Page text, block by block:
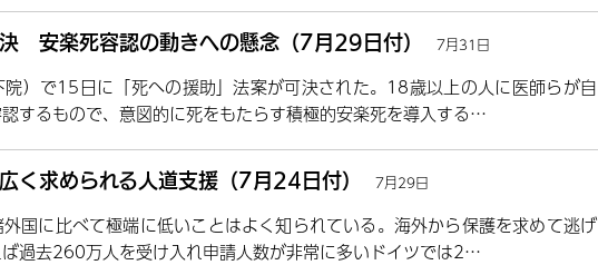
決 安楽死容認の動きへの懸念（7月29日付） 7月31日
）で15日に「死への援助」法案が可決された。18歳以上の人に医師らが自
するもので、意図的に死をもたらす積極的安楽死を導入する…
く求められる人道支援（7月24日付） 7月29日
国に比べて極端に低いことはよく知られている。海外から保護を求めて逃げ
過去260万人を受け入れ申請人数が非常に多いドイツでは2…